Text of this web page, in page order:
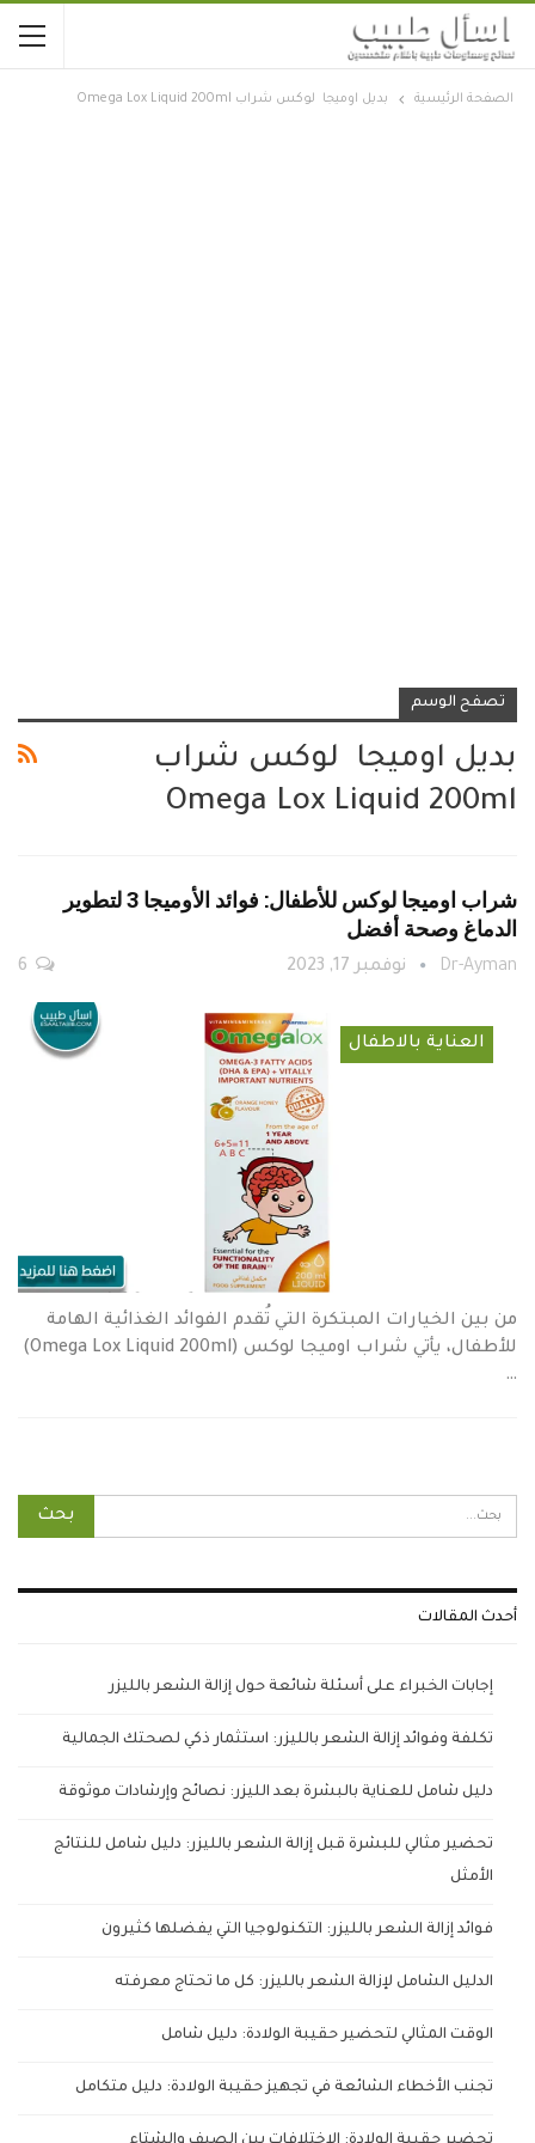
الصفحة الرئيسية بديل اوميجا لوكس شراب Omega Lox Liquid 200ml
تصفح الوسم
بديل اوميجا لوكس شراب
Omega Lox Liquid 200ml
شراب اوميجا لوكس للأطفال: فوائد الأوميجا 3 لتطوير
الدماغ وصحة أفضل
Dr-Ayman نوفمبر 17, 2023
العناية بالاطفال
من بين الخيارات المبتكرة التي تُقدم الفوائد الغذائية الهامة
للأطفال، يأتي شراب اوميجا لوكس (Omega Lox Liquid 200ml)
…
أحدث المقالات
إجابات الخبراء على أسئلة شائعة حول إزالة الشعر بالليزر
تكلفة وفوائد إزالة الشعر بالليزر: استثمار ذكي لصحتك الجمالية
دليل شامل للعناية بالبشرة بعد الليزر: نصائح وإرشادات موثوقة
تحضير مثالي للبشرة قبل إزالة الشعر بالليزر: دليل شامل للنتائج
الأمثل
فوائد إزالة الشعر بالليزر: التكنولوجيا التي يفضلها كثيرون
الدليل الشامل لإزالة الشعر بالليزر: كل ما تحتاج معرفته
الوقت المثالي لتحضير حقيبة الولادة: دليل شامل
تجنب الأخطاء الشائعة في تجهيز حقيبة الولادة: دليل متكامل